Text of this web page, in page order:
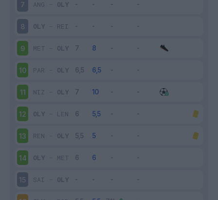
7 ANG - OLY
8 OLY - REI
9 MET - OLY
10 PAR - OLY
11 NIZ - OLY
12 OLY - LEN
13 REN - OLY
14 OLY - MET
15 SAI - OLY